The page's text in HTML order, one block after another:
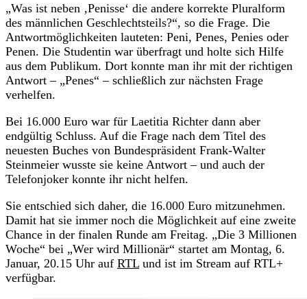
„Was ist neben ‚Penisse‘ die andere korrekte Pluralform
des männlichen Geschlechtsteils?“, so die Frage. Die
Antwortmöglichkeiten lauteten: Peni, Penes, Penies oder
Penen. Die Studentin war überfragt und holte sich Hilfe
aus dem Publikum. Dort konnte man ihr mit der richtigen
Antwort – „Penes“ – schließlich zur nächsten Frage
verhelfen.
Bei 16.000 Euro war für Laetitia Richter dann aber
endgültig Schluss. Auf die Frage nach dem Titel des
neuesten Buches von Bundespräsident Frank-Walter
Steinmeier wusste sie keine Antwort – und auch der
Telefonjoker konnte ihr nicht helfen.
Sie entschied sich daher, die 16.000 Euro mitzunehmen.
Damit hat sie immer noch die Möglichkeit auf eine zweite
Chance in der finalen Runde am Freitag. „Die 3 Millionen
Woche“ bei „Wer wird Millionär“ startet am Montag, 6.
Januar, 20.15 Uhr auf RTL und ist im Stream auf RTL+
verfügbar.